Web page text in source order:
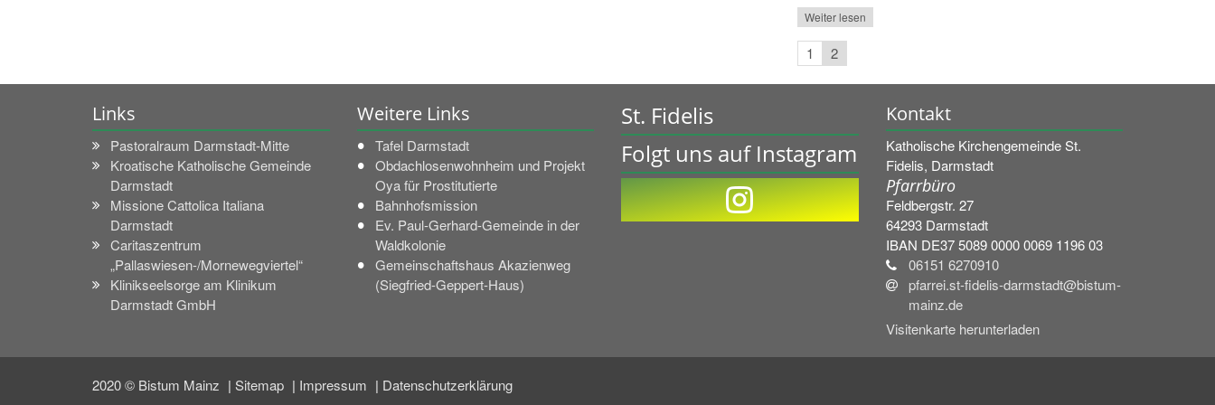
Weiter lesen
1 2
Links
Pastoralraum Darmstadt-Mitte
Kroatische Katholische Gemeinde
Darmstadt
Missione Cattolica Italiana
Darmstadt
Caritaszentrum
„Pallaswiesen-/Mornewegviertel“
Klinikseelsorge am Klinikum
Darmstadt GmbH
Weitere Links
Tafel Darmstadt
Obdachlosenwohnheim und Projekt
Oya für Prostitutierte
Bahnhofsmission
Ev. Paul-Gerhard-Gemeinde in der
Waldkolonie
Gemeinschaftshaus Akazienweg
(Siegfried-Geppert-Haus)
St. Fidelis
Folgt uns auf Instagram
Kontakt
Katholische Kirchengemeinde St.
Fidelis, Darmstadt
Pfarrbüro
Feldbergstr. 27
64293 Darmstadt
IBAN DE37 5089 0000 0069 1196 03
06151 6270910
pfarrei.st-fidelis-darmstadt@bistum-
mainz.de
Visitenkarte herunterladen
2020 © Bistum Mainz Sitemap Impressum Datenschutzerklärung